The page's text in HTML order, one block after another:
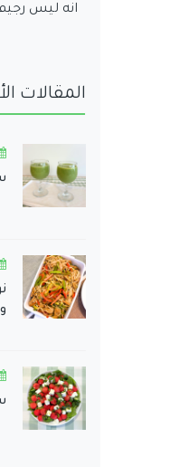
انه ليس
المقالات